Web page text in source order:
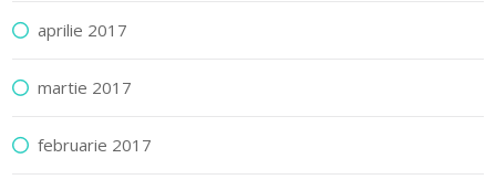
aprilie 2017
martie 2017
februarie 2017